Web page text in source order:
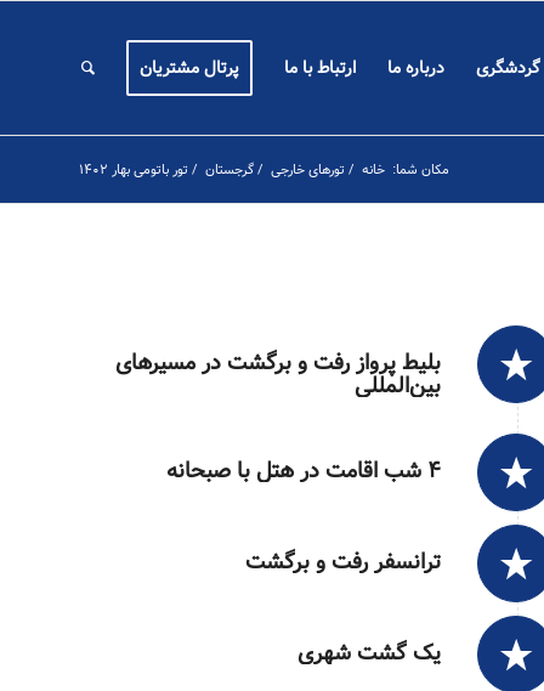
گردشگری درباره ما ارتباط با ما پرتال مشتریان
مکان شما: خانه / تورهای خارجی /گرجستان / تور باتومی بهار ۱۴۰۲
بلیط پرواز رفت و برگشت در مسیرهای
بین‌المللی
۴ شب اقامت در هتل با صبحانه
ترانسفر رفت و برگشت
یک گشت شهری